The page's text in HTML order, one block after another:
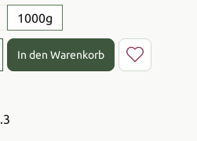
1000g
Wert ein oder benutze die
In den Warenkorb